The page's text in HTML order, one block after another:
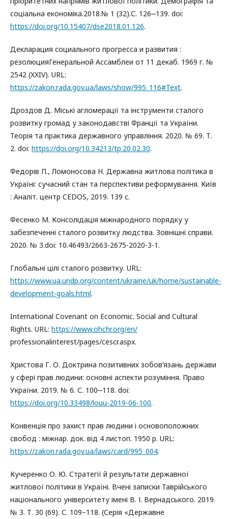
соціальна економіка.2018.№ 1 (32).С. 126‒139. doi:
https://doi.org/10.15407/dse2018.01.126.
Декларация социального прогресса и развития :
резолюцияГенеральной Ассамблеи от 11 декаб. 1969 г. №
2542 (XXIV). URL:
https://zakon.rada.gov.ua/laws/show/995_116#Text.
Дроздов Д. Міські агломерації та інструменти сталого
розвитку громад у законодавстві Франції та України.
Теорія та практика державного управління. 2020. № 69. Т.
2. doi: https://doi.org/10.34213/tp.20.02.30.
Федорів П., Ломоносова Н. Державна житлова політика в
Україні: сучасний стан та перспективи реформування. Київ
: Аналіт. центр CEDOS, 2019. 139 c.
Фесенко М. Консолідація міжнародного порядку у
забезпеченні сталого розвитку людства. Зовнішні справи.
2020. № 3.doi: 10.46493/2663-2675-2020-3-1.
Глобальні цілі сталого розвитку. URL:
https://www.ua.undp.org/content/ukraine/uk/home/sustainable-
development-goals.html.
International Covenant on Economic. Social and Cultural
Rights. URL: https://www.ohchr.org/en/
professionalinterest/pages/cescr.aspx.
Христова Г. О. Доктрина позитивних зобов’язань держави
у сфері прав людини: основні аспекти розуміння. Право
України. 2019. № 6. С. 100‒118. doi:
https://doi.org/10.33498/louu-2019-06-100.
Конвенція про захист прав людини і основоположних
свобод : міжнар. док. від 4 листоп. 1950 р. URL:
https://zakon.rada.gov.ua/laws/card/995_004.
Кучеренко О. Ю. Стратегії й результати державної
житлової політики в Україні. Вчені записки Таврійського
національного університету імені В. І. Вернадського. 2019.
№ 3. Т. 30 (69). С. 109–118. (Серія «Державне